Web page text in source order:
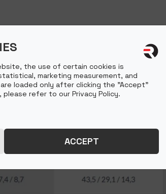
the use of certain cookies is
marketing measurement, and
loaded only after clicking the "Accept"
refer to our Privacy Policy.
ACCEPT